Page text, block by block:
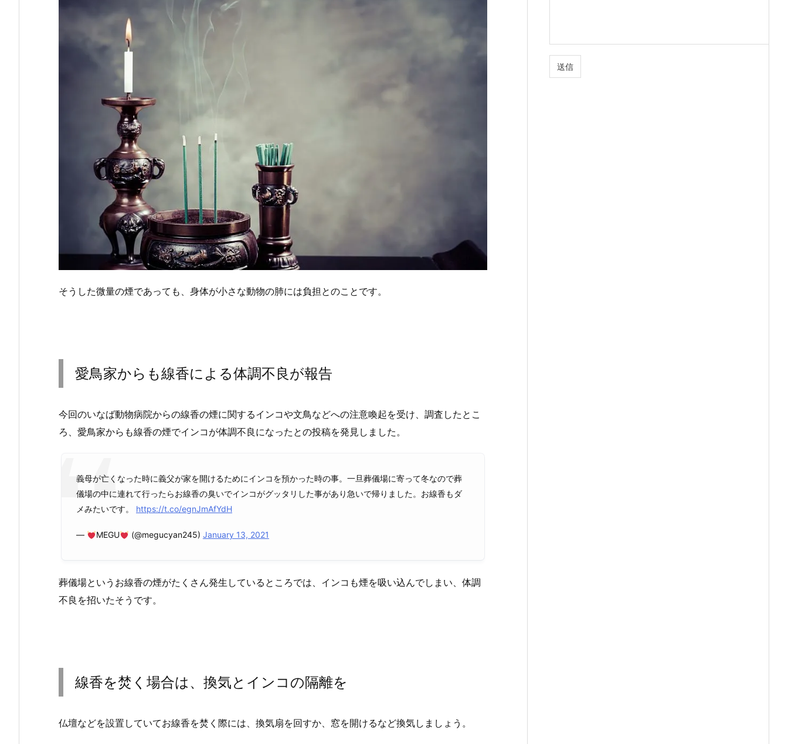
そうした微量の煙であっても、身体が小さな動物の肺には負担とのことです。
愛鳥家からも線香による体調不良が報告
今回のいなば動物病院からの線香の煙に関するインコや文鳥などへの注意喚起を受け、調査したとこ
ろ、愛鳥家からも線香の煙でインコが体調不良になったとの投稿を発見しました。
義母が亡くなった時に義父が家を開けるためにインコを預かった時の事。一旦葬儀場に寄って冬なので葬
儀場の中に連れて行ったらお線香の臭いでインコがグッタリした事があり急いで帰りました。お線香もダ
メみたいです。 https://t.co/egnJmAfYdH
— MEGU (@megucyan245) January 13, 2021
葬儀場というお線香の煙がたくさん発生しているところでは、インコも煙を吸い込んでしまい、体調
不良を招いたそうです。
線香を焚く場合は、換気とインコの隔離を
仏壇などを設置していてお線香を焚く際には、換気扇を回すか、窓を開けるなど換気しましょう。